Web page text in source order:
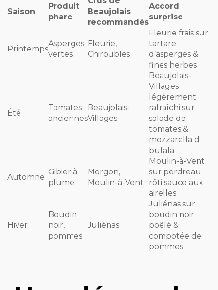
Saison
Produit
phare
Beaujolais
recommandés
Accord
surprise
Printemps
Asperges
vertes
Fleurie,
Chiroubles
Fleurie frais sur
tartare
d’asperges &
fines herbes
Été
Tomates
anciennes
Beaujolais-
Villages
Beaujolais-
Villages
légèrement
rafraîchi sur
salade de
tomates &
mozzarella di
bufala
Automne
Gibier à
plume
Morgon,
Moulin-à-Vent
Moulin-à-Vent
sur perdreau
rôti sauce aux
airelles
Hiver
Boudin
noir,
pommes
Juliénas
Juliénas sur
boudin noir
poêlé &
compotée de
pommes